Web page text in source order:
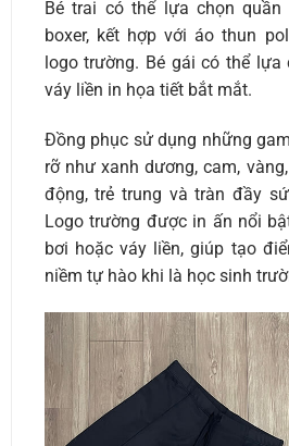
Bé trai có thể lựa chọn
boxer, kết hợp với áo thun
logo trường. Bé gái có thể
váy liền in họa tiết bắt mắt.
Đồng phục sử dụng những
rỡ như xanh dương, cam,
động, trẻ trung và tràn đầy
Logo trường được in ấn nổi
bơi hoặc váy liền, giúp tạo
niềm tự hào khi là học sinh